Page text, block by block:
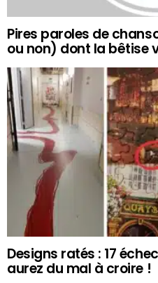
Pires paroles de
ou non) dont la bêtise
Designs ratés : 17
aurez du mal à croire !